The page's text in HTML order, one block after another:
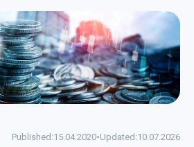
Published:15.04.2020•Updated:10.07.2026